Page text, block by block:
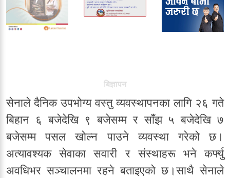
बिज्ञापन
सेनाले दैनिक उपभोग्य वस्तु व्यवस्थापनका लागि २६ गते
बिहान ६ बजेदेखि ९ बजेसम्म र साँझ ५ बजेदेखि ७
बजेसम्म पसल खोल्न पाउने व्यवस्था गरेको छ।
अत्यावश्यक सेवाका सवारी र संस्थाहरू भने कर्फ्यु
अवधिभर सञ्चालनमा रहने बताइएको छ।साथै सेनाले